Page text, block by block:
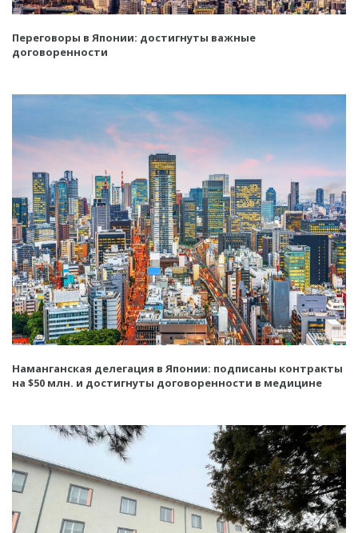
Переговоры в Японии: достигнуты важные
договоренности
Наманганская делегация в Японии: подписаны контракты
на $50 млн. и достигнуты договоренности в медицине